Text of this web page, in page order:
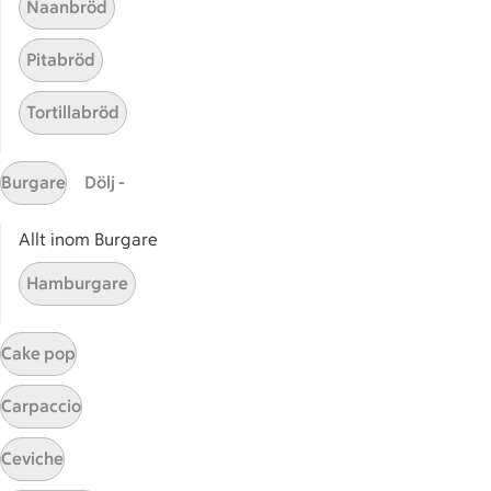
Sidfot
Få snabbt svar
FAQ
Kundservice
Bli stammis på ICA
ICAs inspirationsmejl
Prenumerera
Handla
Handla online
ICAs matkasse
Catering
Naanbröd
Pitabröd
Tortillabröd
Burgare Dölj -
Allt inom Burgare
Hamburgare
Cake pop
Carpaccio
Ceviche